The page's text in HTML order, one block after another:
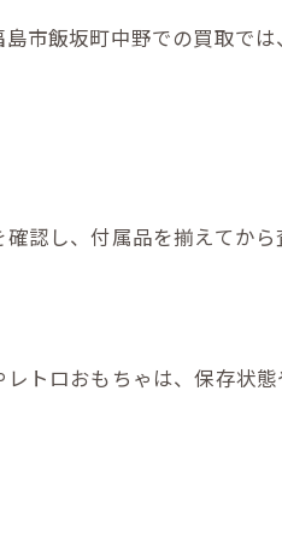
市飯坂町中野での買取で
認し、付属品を揃えてから
トロおもちゃは、保存状